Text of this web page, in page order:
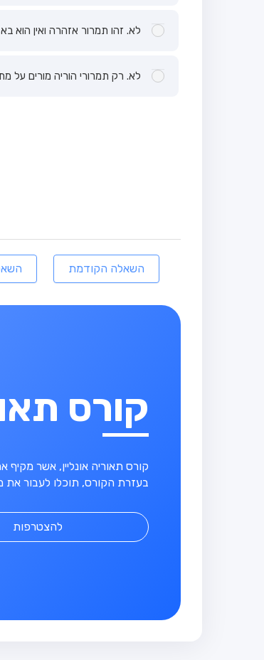
לא. זהו תמרור אזהרה ואין הוא
לא. רק תמרורי הוריה מורים על
השאלה הקודמת
קורס
קורס תאוריה אונליין, אשר
בעזרת הקורס, תוכלו לעבור את
להצטרפות